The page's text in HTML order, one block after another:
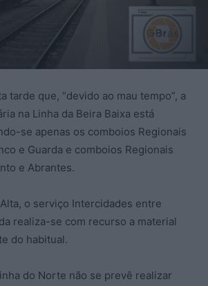
tarde que, “devido ao mau tempo”, a
na Linha da Beira Baixa está
se apenas os comboios Regionais
e Guarda e comboios Regionais
e Abrantes.
o serviço Intercidades entre
realiza-se com recurso a material
do habitual.
do Norte não se prevê realizar